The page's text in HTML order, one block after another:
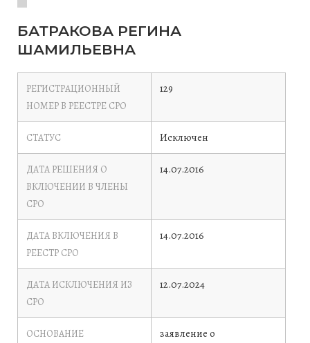
БАТРАКОВА РЕГИНА
ШАМИЛЬЕВНА
РЕГИСТРАЦИОННЫЙ
НОМЕР В РЕЕСТРЕ СРО
129
СТАТУС Исключен
ДАТА РЕШЕНИЯ О
ВКЛЮЧЕНИИ В ЧЛЕНЫ
СРО
14.07.2016
ДАТА ВКЛЮЧЕНИЯ В
РЕЕСТР СРО
14.07.2016
ДАТА ИСКЛЮЧЕНИЯ ИЗ
СРО
12.07.2024
ОСНОВАНИЕ
заявление о